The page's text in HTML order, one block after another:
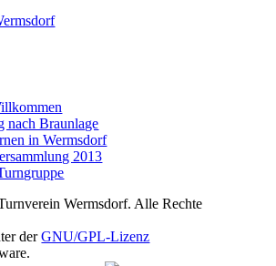
nach Braunlage
in Wermsdorf
2013
Wermsdorf. Alle Rechte
derGNU/GPL-Lizenz